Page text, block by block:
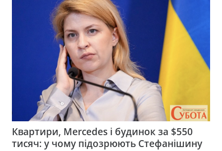
Квартири, Mercedes і будинок за $550
тисяч: у чому підозрюють Стефанішину